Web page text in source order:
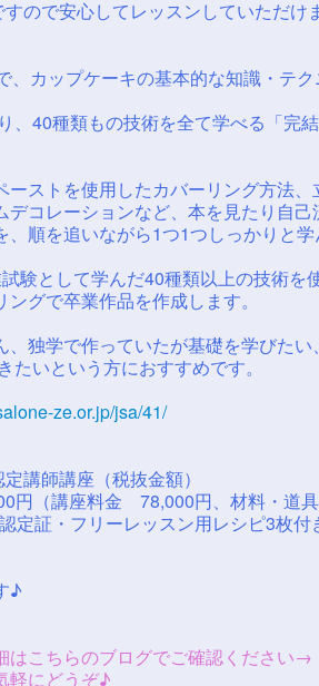
ので安心してレッスンしていただけ
、カップケーキの基本的な知識・テ
、40種類もの技術を全て学べる「完
ーストを使用したカバーリング方法、
デコレーションなど、本を見たり自
、順を追いながら1つ1つしっかりと
験として学んだ40種類以上の技術を
グで卒業作品を作成します。
、独学で作っていたが基礎を学びたい
たいという方におすすめです。
ze.or.jp/jsa/41/
講師講座（税抜金額）
円（講座料金 78,000円、材料・道
定証・フリーレッスン用レシピ3枚付
♪
はこちらのブログでご確認くださ
軽にどうぞ♪